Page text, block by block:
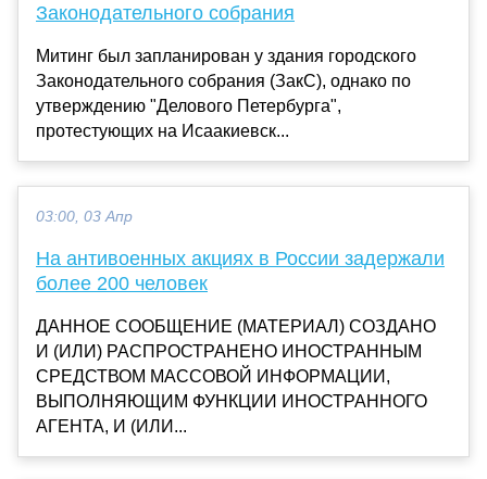
Законодательного собрания
Митинг был запланирован у здания городского
Законодательного собрания (ЗакС), однако по
утверждению "Делового Петербурга",
протестующих на Исаакиевск...
03:00, 03 Апр
На антивоенных акциях в России задержали
более 200 человек
ДАННОЕ СООБЩЕНИЕ (МАТЕРИАЛ) СОЗДАНО
И (ИЛИ) РАСПРОСТРАНЕНО ИНОСТРАННЫМ
СРЕДСТВОМ МАССОВОЙ ИНФОРМАЦИИ,
ВЫПОЛНЯЮЩИМ ФУНКЦИИ ИНОСТРАННОГО
АГЕНТА, И (ИЛИ...